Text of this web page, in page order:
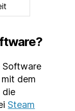
Software
dem
die
Steam